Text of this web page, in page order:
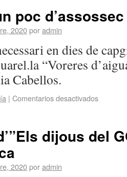
poc d’assossec
2020poradmin
en dies de
“Voreres
Cabellos.
| Comentarios desactivados
dijous del
2020poradmin